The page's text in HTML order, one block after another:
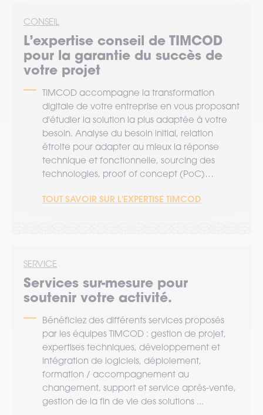
CONSEIL
L’expertise conseil de TIMCOD
pour la garantie du succès de
votre projet
TIMCOD accompagne la transformation
digitale de votre entreprise en vous proposant
d'étudier la solution la plus adaptée à votre
besoin. Analyse du besoin initial, relation
étroite pour adapter au mieux la réponse
technique et fonctionnelle, sourcing des
technologies, proof of concept (PoC)…
TOUT SAVOIR SUR L'EXPERTISE TIMCOD
SERVICE
Services sur-mesure pour
soutenir votre activité.
Bénéficiez des différents services proposés
par les équipes TIMCOD : gestion de projet,
expertises techniques, développement et
intégration de logiciels, déploiement,
formation / accompagnement au
changement, support et service après-vente,
gestion de la fin de vie des solutions ...